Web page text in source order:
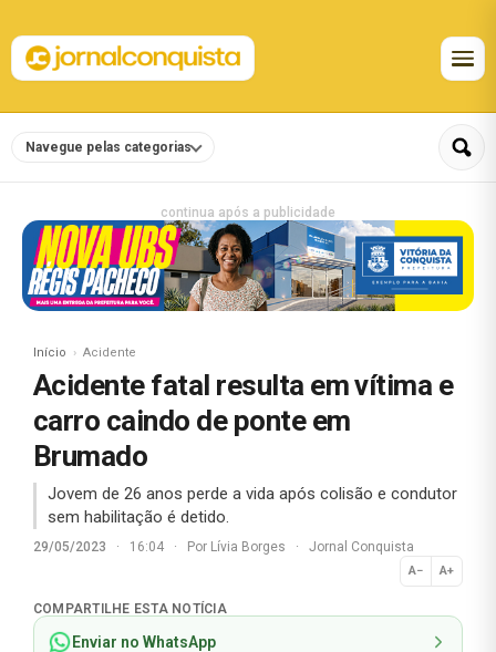
Navegue pelas categorias
continua após a publicidade
Início Acidente
Acidente fatal resulta em vítima e
carro caindo de ponte em
Brumado
Jovem de 26 anos perde a vida após colisão e condutor
sem habilitação é detido.
29/05/2023 · 16:04 · Por Lívia Borges · Jornal Conquista
A− A+
Normal
COMPARTILHE ESTA NOTÍCIA
Enviar no WhatsApp